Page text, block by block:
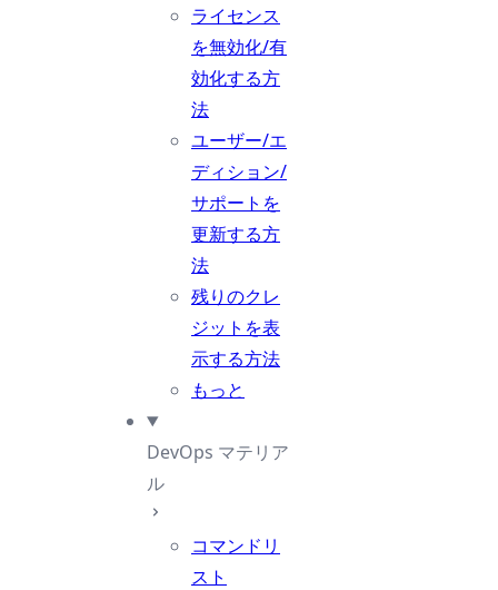
ライセンス
を無効化/有
効化する方
法
ユーザー/エ
ディション/
サポートを
更新する方
法
残りのクレ
ジットを表
示する方法
もっと
DevOps マテリア
ル
コマンドリ
スト